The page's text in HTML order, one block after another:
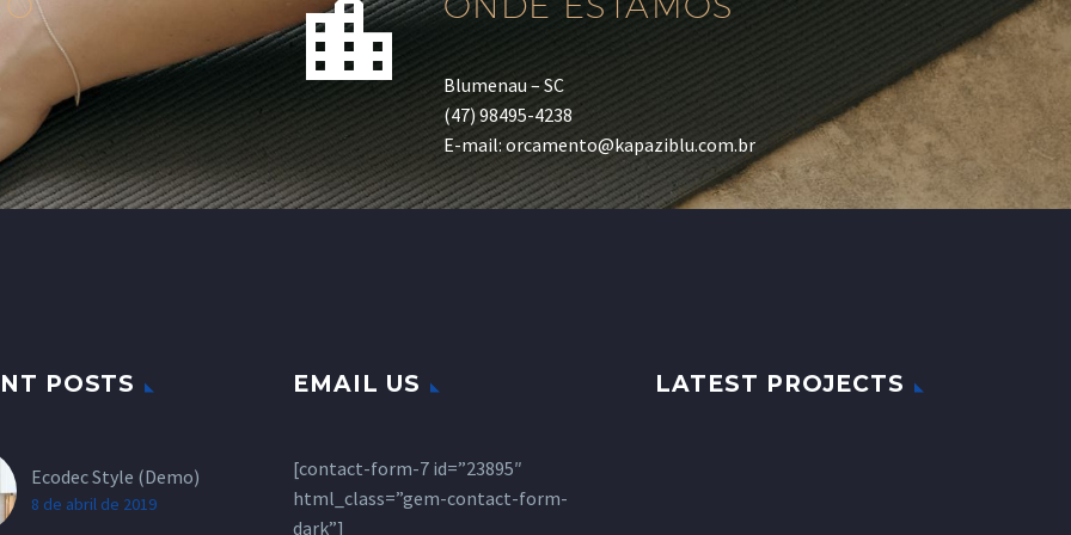


Blumenau – SC
(47) 98495-4238
E-mail: orcamento@kapaziblu.com.br
POSTS
Ecodec Style (Demo)
8 de abril de 2019
EMAIL US
[contact-form-7 id=”23895″
html_class=”gem-contact-form-
dark”]
LATEST PROJECTS